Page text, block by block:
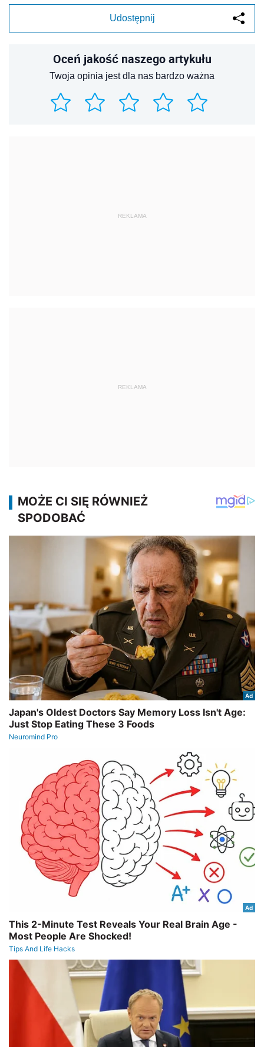
Udostępnij
Oceń jakość naszego artykułu
Twoja opinia jest dla nas bardzo ważna
REKLAMA
REKLAMA